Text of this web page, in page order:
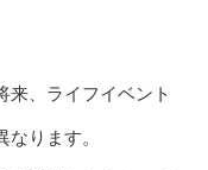
来、ライフイベント
ります。